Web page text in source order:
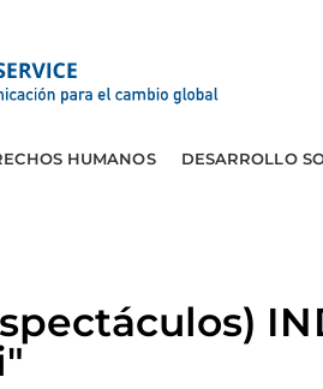
HUMANOS DESARROLLO